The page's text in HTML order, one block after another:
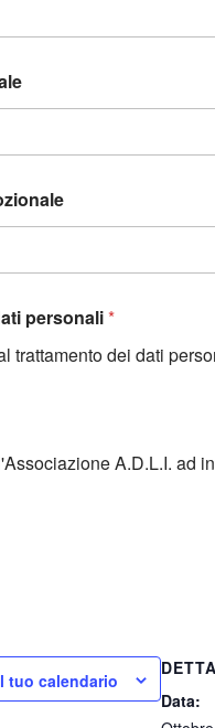
personali*
trattamento dei dati
A.D.L.I. ad
tuo calendario
Data: